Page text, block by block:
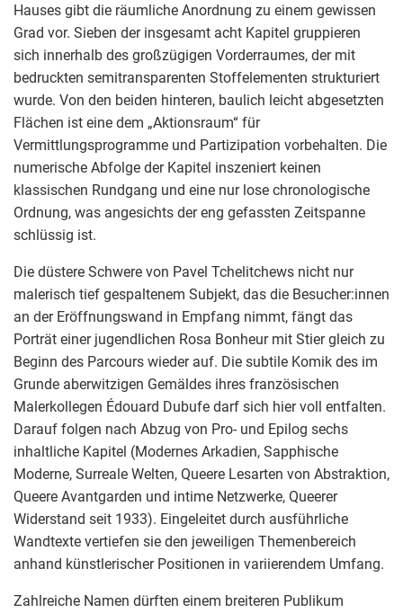
Hauses gibt die räumliche Anordnung zu einem gewissen
Grad vor. Sieben der insgesamt acht Kapitel gruppieren
sich innerhalb des großzügigen Vorderraumes, der mit
bedruckten semitransparenten Stoffelementen strukturiert
wurde. Von den beiden hinteren, baulich leicht abgesetzten
Flächen ist eine dem „Aktionsraum“ für
Vermittlungsprogramme und Partizipation vorbehalten. Die
numerische Abfolge der Kapitel inszeniert keinen
klassischen Rundgang und eine nur lose chronologische
Ordnung, was angesichts der eng gefassten Zeitspanne
schlüssig ist.
Die düstere Schwere von Pavel Tchelitchews nicht nur
malerisch tief gespaltenem Subjekt, das die Besucher:innen
an der Eröffnungswand in Empfang nimmt, fängt das
Porträt einer jugendlichen Rosa Bonheur mit Stier gleich zu
Beginn des Parcours wieder auf. Die subtile Komik des im
Grunde aberwitzigen Gemäldes ihres französischen
Malerkollegen Édouard Dubufe darf sich hier voll entfalten.
Darauf folgen nach Abzug von Pro- und Epilog sechs
inhaltliche Kapitel (Modernes Arkadien, Sapphische
Moderne, Surreale Welten, Queere Lesarten von Abstraktion,
Queere Avantgarden und intime Netzwerke, Queerer
Widerstand seit 1933). Eingeleitet durch ausführliche
Wandtexte vertiefen sie den jeweiligen Themenbereich
anhand künstlerischer Positionen in variierendem Umfang.
Zahlreiche Namen dürften einem breiteren Publikum